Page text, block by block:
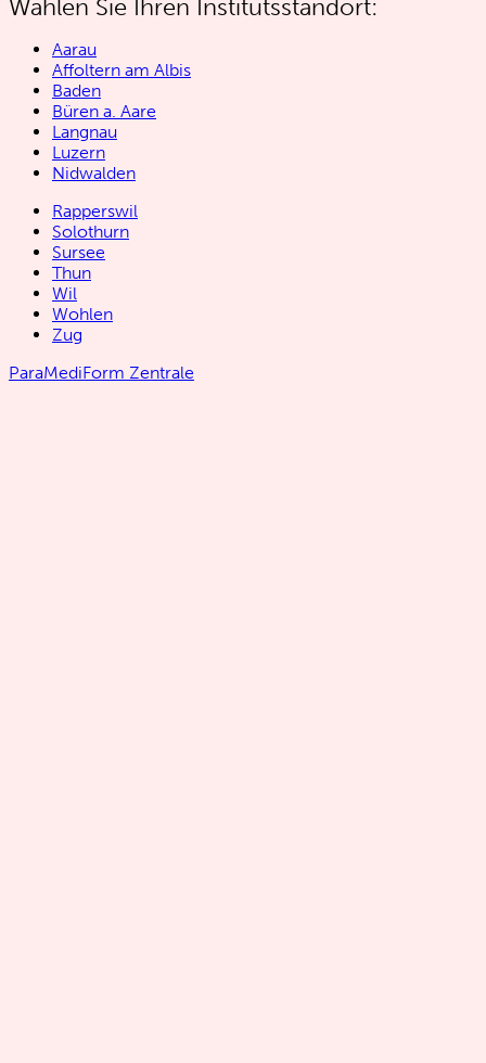
Wählen Sie Ihren Institutsstandort:
Aarau
Affoltern am Albis
Baden
Büren a. Aare
Langnau
Luzern
Nidwalden
Rapperswil
Solothurn
Sursee
Thun
Wil
Wohlen
Zug
ParaMediForm Zentrale